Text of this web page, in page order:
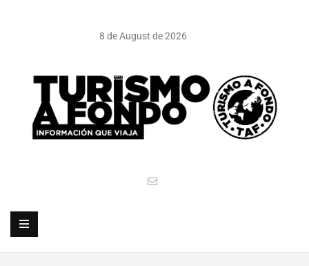
8 de August de 2026